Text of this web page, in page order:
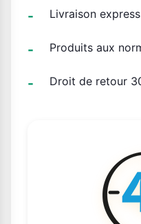
Livraison
Produits aux
Droit de retour